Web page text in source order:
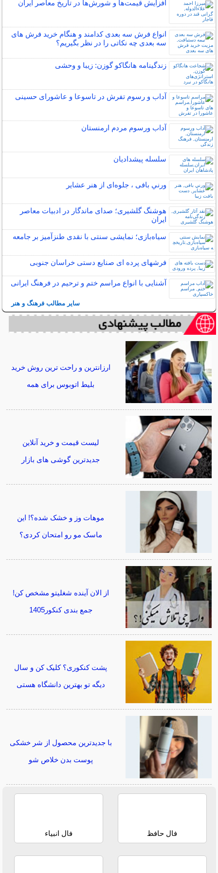
افزایش قیمت‌ها و شورش‌ها در تاریخ معاصر ایران
انواع فرش سه بعدی کدامند و هنگام خرید فرش های
سه بعدی چه نکاتی را در نظر بگیریم؟
زندگینامه هانگاکو گوزن: زیبا و وحشی
آداب و رسوم تفرش در تاسوعا و عاشورای حسینی
آداب ورسوم مردم ارمنستان
سلسله پیشدادیان
ورني بافی ، جلوه‌ای از هنر عشاير
هوشنگ گلشیری؛ صدای ماندگار در ادبیات معاصر
ایران
سیاه‌بازی؛ نمایشی سنتی با نقدی طنزآمیز بر جامعه
فرشهای پرده ای صنایع دستی خراسان جنوبی
آشنایی با انواع مراسم ختم و ترحیم در فرهنگ ایرانی
سایر مطالب فرهنگ و هنر
ارزانترین و راحت ترین روش خرید
بلیط اتوبوس برای همه
لیست قیمت و خرید آنلاین
جدیدترین گوشی های بازار
موهات وز و خشک شده؟! این
ماسک مو رو امتحان کردی؟
از الان آینده شغلیتو مشخص کن!
جمع بندی کنکور1405
پشت کنکوری؟ کلیک کن و سال
دیگه تو بهترین دانشگاه هستی
با جدیدترین محصول از شر خشکی
پوست بدن خلاص شو
فال حافظ فال انبیاء